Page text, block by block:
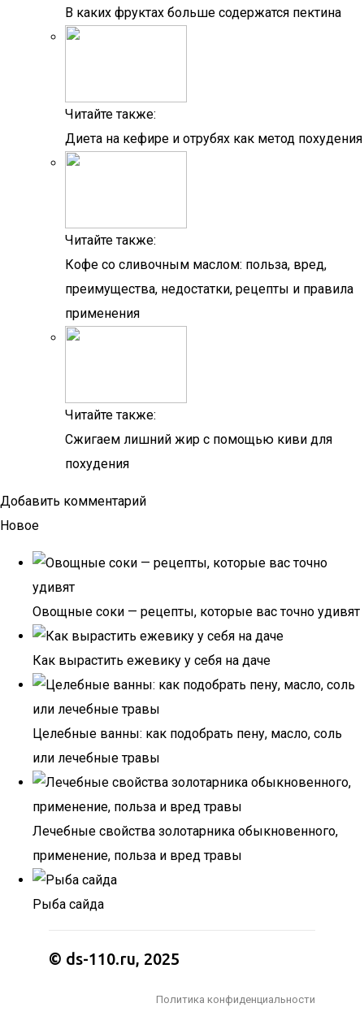
В каких фруктах больше содержатся пектина
Читайте также:
Диета на кефире и отрубях как метод похудения
Читайте также:
Кофе со сливочным маслом: польза, вред,
преимущества, недостатки, рецепты и правила
применения
Читайте также:
Сжигаем лишний жир с помощью киви для
похудения
Добавить комментарий
Новое
Овощные соки — рецепты, которые вас точно удивят
Как вырастить ежевику у себя на даче
Целебные ванны: как подобрать пену, масло, соль
или лечебные травы
Лечебные свойства золотарника обыкновенного,
применение, польза и вред травы
Рыба сайда
© ds-110.ru, 2025
Политика конфиденциальности